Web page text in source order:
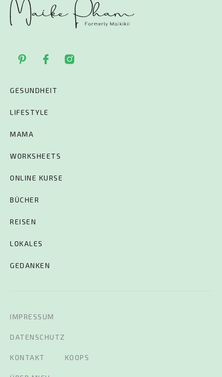
GESUNDHEIT
LIFESTYLE
MAMA
WORKSHEETS
ONLINE KURSE
BÜCHER
REISEN
LOKALES
GEDANKEN
IMPRESSUM
DATENSCHUTZ
KONTAKT KOOPS